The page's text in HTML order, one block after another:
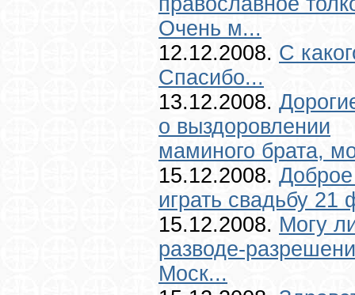
Очень м...
12.12.2008. С
Спасибо...
13.12.2008.
о выздоровлении
маминого брата,
15.12.2008.
играть свадьбу 21
15.12.2008. Могу
разводе-
Моск...